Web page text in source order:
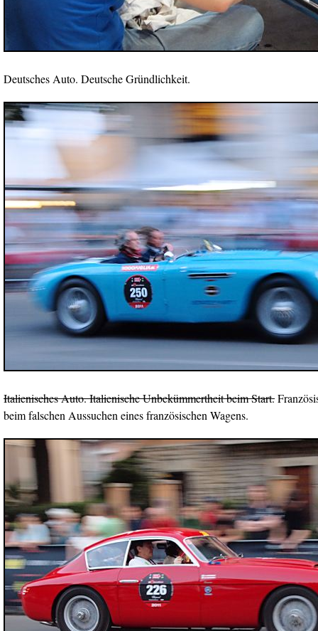
Deutsches Auto. Deutsche Gründlichkeit.
Italienisches Auto. Italienische Unbekümmertheit beim Start.
beim falschen Aussuchen eines französischen Wagens.